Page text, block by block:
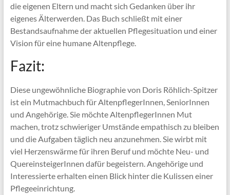
die eigenen Eltern und macht sich Gedanken über ihr
eigenes Älterwerden. Das Buch schließt mit einer
Bestandsaufnahme der aktuellen Pflegesituation und einer
Vision für eine humane Altenpflege.
Fazit:
Diese ungewöhnliche Biographie von Doris Röhlich-Spitzer
ist ein Mutmachbuch für AltenpflegerInnen, SeniorInnen
und Angehörige. Sie möchte AltenpflegerInnen Mut
machen, trotz schwieriger Umstände empathisch zu bleiben
und die Aufgaben täglich neu anzunehmen. Sie wirbt mit
viel Herzenswärme für ihren Beruf und möchte Neu- und
QuereinsteigerInnen dafür begeistern. Angehörige und
Interessierte erhalten einen Blick hinter die Kulissen einer
Pflegeeinrichtung.